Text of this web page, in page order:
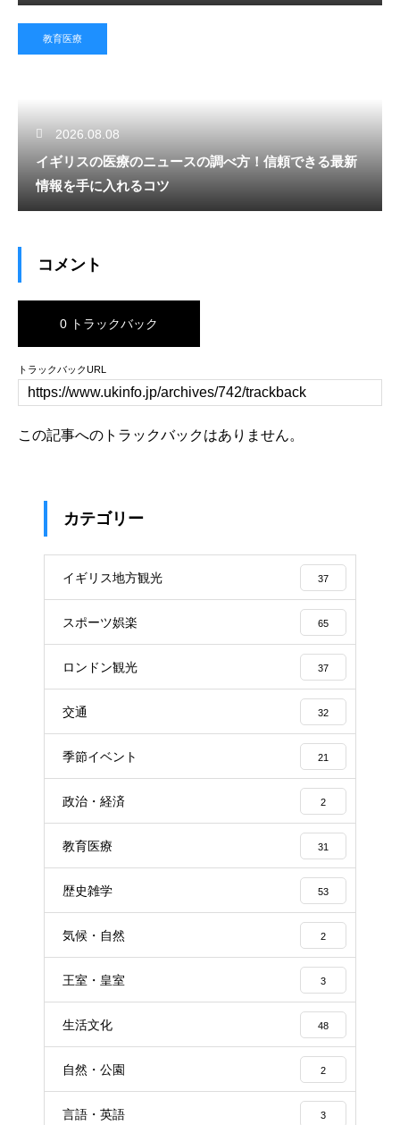
教育医療
2026.08.08
イギリスの医療のニュースの調べ方！信頼できる最新
情報を手に入れるコツ
コメント
0 トラックバック
トラックバックURL
この記事へのトラックバックはありません。
カテゴリー
イギリス地方観光 37
スポーツ娯楽 65
ロンドン観光 37
交通 32
季節イベント 21
政治・経済 2
教育医療 31
歴史雑学 53
気候・自然 2
王室・皇室 3
生活文化 48
自然・公園 2
言語・英語 3